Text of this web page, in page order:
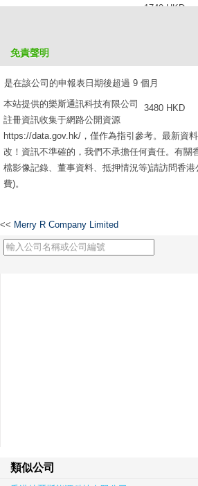
1740 HKD
是在該公司的申報表日期後超過 9 個月
3480 HKD
免責聲明
本站提供的樂斯通訊科技有限公司
註冊資訊收集于網路公開資源
https://data.gov.hk/，僅作為指引參考。最新資
改！資訊不準確的，我們不承擔任何責任。有關
檔影像記錄、董事資料、抵押情況等)請訪問香
費)。
<< Merry R Company Limited
類似公司